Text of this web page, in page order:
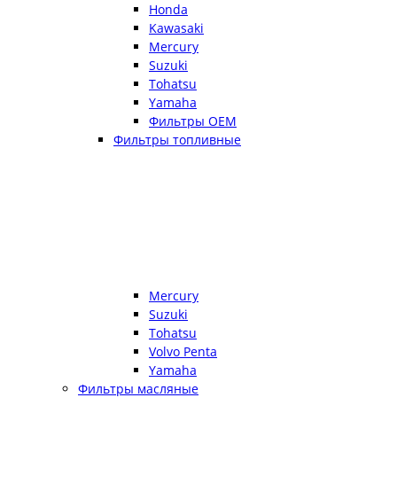
Honda
Kawasaki
Mercury
Suzuki
Tohatsu
Yamaha
Фильтры OEM
Фильтры топливные
Mercury
Suzuki
Tohatsu
Volvo Penta
Yamaha
Фильтры масляные